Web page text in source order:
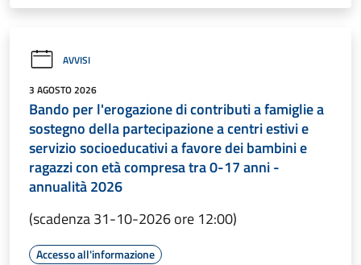
AVVISI
3 AGOSTO 2026
Bando per l'erogazione di contributi a famiglie a
sostegno della partecipazione a centri estivi e
servizio socioeducativi a favore dei bambini e
ragazzi con età compresa tra 0-17 anni -
annualità 2026
(scadenza 31-10-2026 ore 12:00)
Accesso all'informazione